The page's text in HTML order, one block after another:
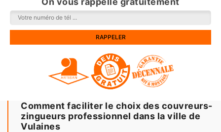
Comment faciliter le choix des couvreurs-
zingueurs professionnel dans la ville de
Vulaines